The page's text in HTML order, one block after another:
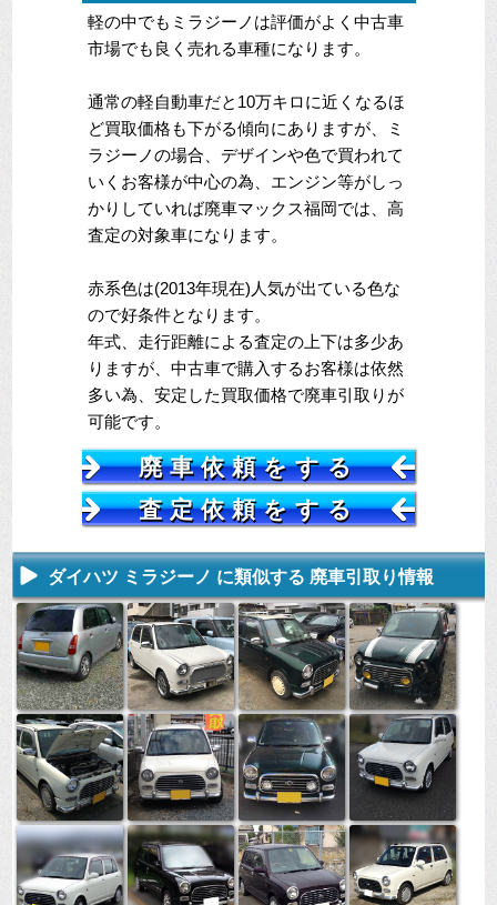
軽の中でもミラジーノは評価がよく中古車
市場でも良く売れる車種になります。
通常の軽自動車だと10万キロに近くなるほ
ど買取価格も下がる傾向にありますが、ミ
ラジーノの場合、デザインや色で買われて
いくお客様が中心の為、エンジン等がしっ
かりしていれば廃車マックス福岡では、高
査定の対象車になります。
赤系色は(2013年現在)人気が出ている色な
ので好条件となります。
年式、走行距離による査定の上下は多少あ
りますが、中古車で購入するお客様は依然
多い為、安定した買取価格で廃車引取りが
可能です。
廃車依頼をする
査定依頼をする
ダイハツ ミラジーノ に類似する 廃車引取り情報